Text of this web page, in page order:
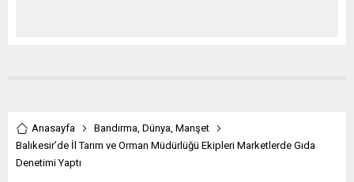
Anasayfa Bandırma Dünya Manşet
Balıkesir’de İl Tarım ve Orman Müdürlüğü Ekipleri Marketlerde Gıda
Denetimi Yaptı